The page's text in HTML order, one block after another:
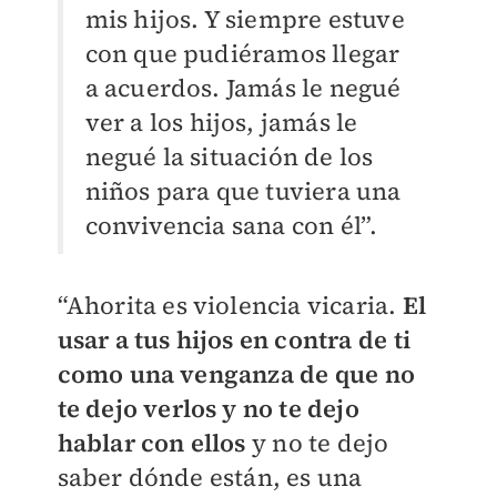
mis hijos. Y siempre estuve
con que pudiéramos llegar
a acuerdos. Jamás le negué
ver a los hijos, jamás le
negué la situación de los
niños para que tuviera una
convivencia sana con él”.
“Ahorita es violencia vicaria. El
usar a tus hijos en contra de ti
como una venganza de que no
te dejo verlos y no te dejo
hablar con ellos y no te dejo
saber dónde están, es una